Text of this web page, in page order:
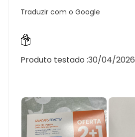
Traduzir com o Google
Produto testado :30/04/2026